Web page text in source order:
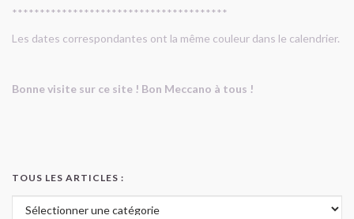
***************************************
Les dates correspondantes ont la même couleur dans le calendrier.
Bonne visite sur ce site ! Bon Meccano à tous !
TOUS LES ARTICLES :
Tous les articles :